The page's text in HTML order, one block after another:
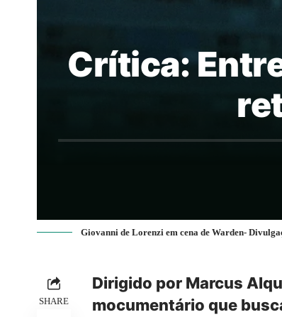
Crítica:
Giovanni de Lorenzi em cena de Warden-
SHARE
Dirigido por Marcus
mocumentário que